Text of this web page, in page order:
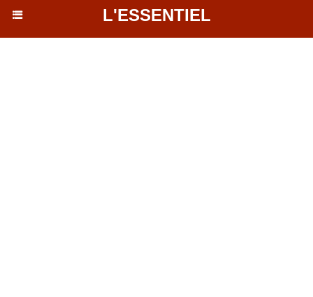
L'ESSENTIEL